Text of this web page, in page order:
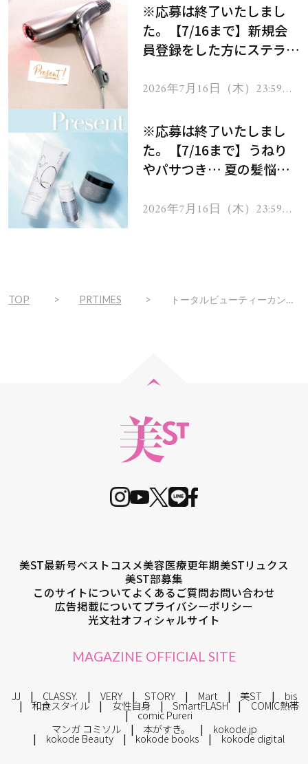
※応募は終了いたしまし
た。【7/16まで】新規会
員登録をした方にステラボ
ヘアドライヤー ジュエル
2026年7月16日（木）23:59ま
※応募は終了いたしまし
た。【7/16まで】うねり
やパサつき… 夏の髪悩み
ムを13名様にプレゼン
2026年7月16日（木）23:59ま
TOP PRTIMES トータルビューティーカンパニーukaは11月27日(金)、ukainn限定のlimited edition・uka Amulet series ukainn gentei pake を発売。
美ST最新号ベストコスメ美容医療更年期美STリュクス
美ST部募集
このサイトについてよくあるご質問お問い合わせ
広告掲載についてプライバシーポリシー
光文社オフィシャルサイト
MAGAZINE OFFICIAL SITE
JJ CLASSY. VERY STORY Mart 美ST bis
和食スタイル 女性自身 SmartFLASH COMIC熱帯
comic Pureri
マンガ コミソル
本がすき。 kokode.jp
kokode Beauty kokode books kokode digital